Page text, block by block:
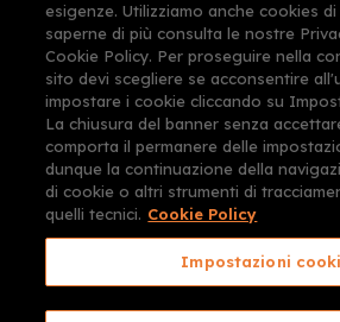
esigenze. Utilizziamo anche cookies
saperne di più consulta le nostre
Cookie Policy. Per proseguire nella
sito devi scegliere se acconsentire
impostare i cookie cliccando su
La chiusura del banner senza
comporta il permanere delle
dunque la continuazione della
di cookie o altri strumenti di
quelli tecnici. Cookie Policy
Impostazioni